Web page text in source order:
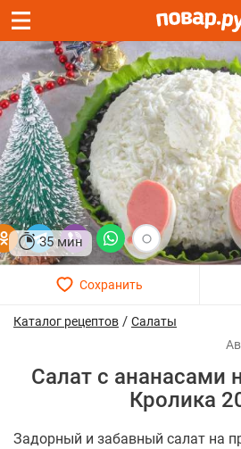
35 мин
Каталог рецептов / Салаты
Салат с ананасами
Кролика
Задорный и забавный салат на